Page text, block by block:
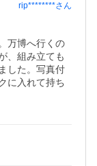
rip********さん
万博へ行くの
、組み立ても
した。写真付
に入れて持ち